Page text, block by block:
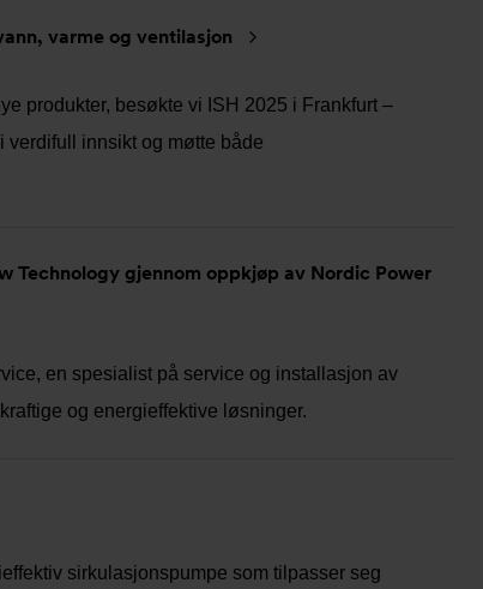
varme og ventilasjon
produkter, besøkte vi ISH 2025 i Frankfurt –
verdifull innsikt og møtte både
Technology gjennom oppkjøp av Nordic Power
en spesialist på service og installasjon av
og energieffektive løsninger.
sirkulasjonspumpe som tilpasser seg